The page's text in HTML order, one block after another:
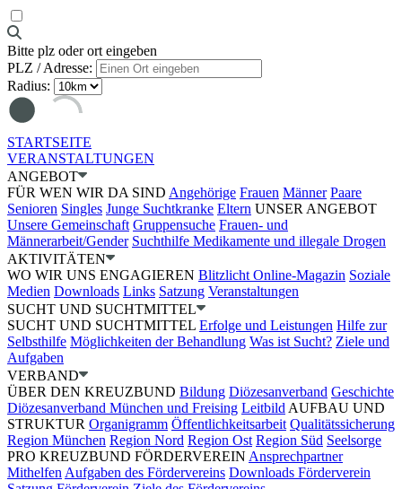
Bitte plz oder ort eingeben
PLZ / Adresse:
Radius:
STARTSEITE
VERANSTALTUNGEN
ANGEBOT
FÜR WEN WIR DA SIND Angehörige Frauen Männer Paare
Senioren Singles Junge Suchtkranke Eltern UNSER ANGEBOT
Unsere Gemeinschaft Gruppensuche Frauen- und
Männerarbeit/Gender Suchthilfe Medikamente und illegale Drogen
AKTIVITÄTEN
WO WIR UNS ENGAGIEREN Blitzlicht Online-Magazin Soziale
Medien Downloads Links Satzung Veranstaltungen
SUCHT UND SUCHTMITTEL
SUCHT UND SUCHTMITTEL Erfolge und Leistungen Hilfe zur
Selbsthilfe Möglichkeiten der Behandlung Was ist Sucht? Ziele und
Aufgaben
VERBAND
ÜBER DEN KREUZBUND Bildung Diözesanverband Geschichte
Diözesanverband München und Freising Leitbild AUFBAU UND
STRUKTUR Organigramm Öffentlichkeitsarbeit Qualitätssicherung
Region München Region Nord Region Ost Region Süd Seelsorge
PRO KREUZBUND FÖRDERVEREIN Ansprechpartner
Mithelfen Aufgaben des Fördervereins Downloads Förderverein